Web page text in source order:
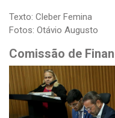
Texto: Cleber Femina
Fotos: Otávio Augusto
Comissão de